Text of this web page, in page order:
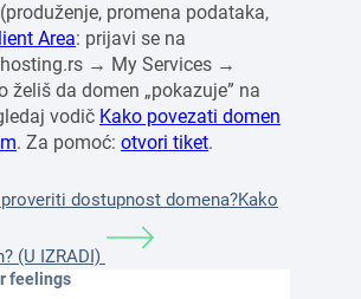
promena podataka,
Area: prijavi se na
→ My Services →
želiš da domen „pokazuje” na
vodič Kako povezati domen
. Za pomoć: otvori tiket.
dostupnost domena?Kako
(U IZRADI)
feelings